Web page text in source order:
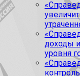
доходы
уровня